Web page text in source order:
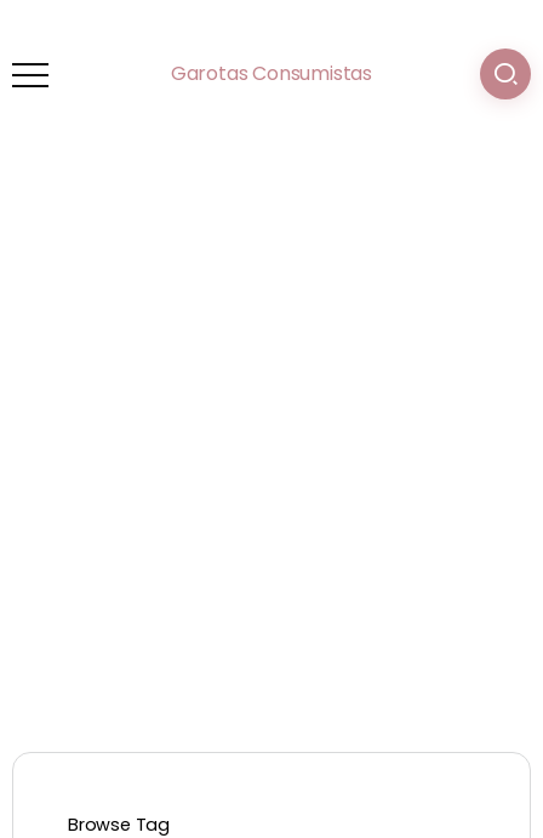
Garotas Consumistas
Browse Tag